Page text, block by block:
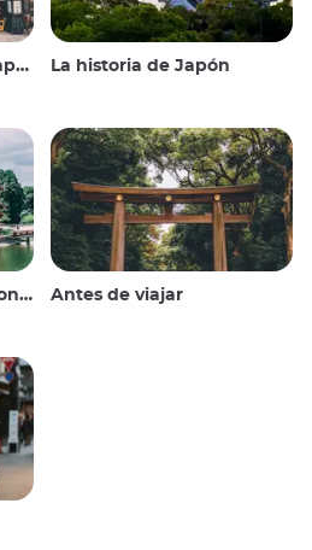
La historia de Japón
Antes de viajar